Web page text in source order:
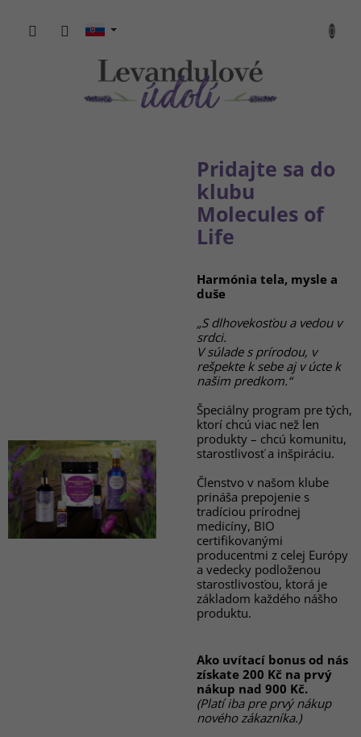
obsah
KOŠÍK
Pridajte sa do
klubu
Molecules of
Life
Harmónia tela, mysle a
duše
„S dlhovekosťou a vedou v
srdci.
V súlade s prírodou, v
rešpekte k sebe aj v úcte k
našim predkom.“
Špeciálny program pre tých,
ktorí chcú viac než len
produkty – chcú komunitu,
starostlivosť a inšpiráciu.
Členstvo v našom klube
prináša prepojenie s
tradíciou prírodnej
medicíny, BIO
certifikovanými
producentmi z celej Európy
a vedecky podloženou
starostlivosťou, ktorá je
základom každého nášho
produktu.
Ako uvítací bonus od nás
získate 200 Kč na prvý
nákup nad 900 Kč.
(Platí iba pre prvý nákup
nového zákazníka.)